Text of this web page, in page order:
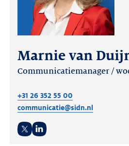
Marnie van
Communicatiemanager /
+31 26 352 55 00
communicatie@sidn.nl